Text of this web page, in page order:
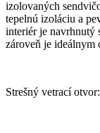
izolovaných
tepelnú izoláciu a
interiér je navrhnutý
zároveň je ideálnym
Strešný vetrací